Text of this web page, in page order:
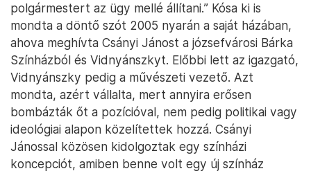
polgármestert az ügy mellé állítani.” Kósa ki is
mondta a döntő szót 2005 nyarán a saját házában,
ahova meghívta Csányi Jánost a józsefvárosi Bárka
Színházból és Vidnyánszkyt. Előbbi lett az igazgató,
Vidnyánszky pedig a művészeti vezető. Azt
mondta, azért vállalta, mert annyira erősen
bombázták őt a pozícióval, nem pedig politikai vagy
ideológiai alapon közelítettek hozzá. Csányi
Jánossal közösen kidolgoztak egy színházi
koncepciót, amiben benne volt egy új színház